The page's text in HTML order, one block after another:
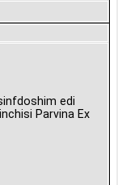
edi
Parvina Ex